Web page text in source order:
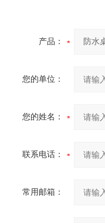
产品：
您的单位：
您的姓名：
联系电话：
常用邮箱：